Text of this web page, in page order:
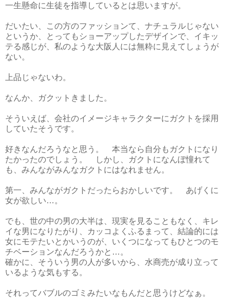
一生懸命に生徒を指導しているとは思いますが。
だいたい、この方のファッションて、ナチュラルじゃない
というか、とってもショーアップしたデザインで、イキッ
テる感じが、私のような大阪人には無粋に見えてしょうが
ない。
上品じゃないわ。
なんか、ガクットきました。
そういえば、会社のイメージキャラクターにガクトを採用
していたそうです。
好きなんだろうなと思う。 本当なら自分もガクトになり
たかったのでしょう。 しかし、ガクトになんぼ憧れて
も、みんながみんなガクトにはなれません。
第一、みんながガクトだったらおかしいです。 あげくに
女が欲しい…。
でも、世の中の男の大半は、現実を見ることもなく、キレ
イな男になりたがり、カッコよくふるまって、結論的には
女にモテたいとかいうのが、いくつになってもひとつのモ
チベーションなんだろうかと…。
確かに、そういう男の人が多いから、水商売が成り立って
いるような気もする。
それってバブルのゴミみたいなもんだと思うけどなぁ。